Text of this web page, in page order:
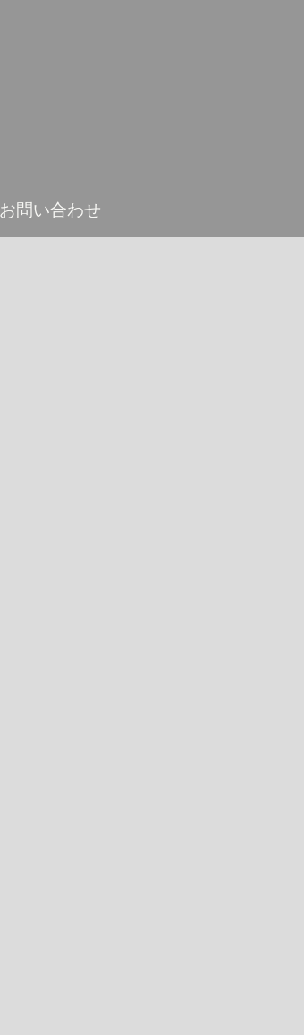
お問い合わせ